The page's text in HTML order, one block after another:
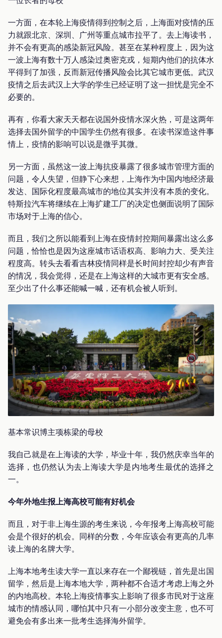
一方面，在本轮上海疫情得到控制之后，上海面对疫情的压
力就跟北京、深圳、广州等重点城市拉平了。去上海读书，
并不会有更高的感染新冠风险。甚至在某种程度上，因为这
一波上海有数十万人感染过奥密克戎，短期内他们的抗体水
平得到了加强，反而新冠传播风险会比其它城市更低。武汉
疫情之后去武汉上大学的学生已经证明了这一担忧是完全不
必要的。
再有，你看大家天天都在说国外疫情水深火热，可是这两年
选择去国外留学的中国学生仍然有很多。在读书深造这件事
情上，疫情的影响可以说是微乎其微。
另一方面，虽然这一波上海抗疫暴露了很多城市管理方面的
问题，令人失望，但静下心来想，上海作为中国内地经济最
发达、国际化程度最高城市的地位其实并没有本质的变化。
特斯拉汽车将继续在上海扩建工厂的决定也侧面说明了国际
市场对于上海的信心。
而且，我们之所以能看到上海在疫情封控期间暴露出这么多
问题，恰恰也是因为这座城市话语权高、影响力大、受关注
程度高。转头去看看吉林疫情同样是长时间封控却少有声音
的情况，我会觉得，还是在上海这样的大城市更有安全感。
至少出了什么事还能喊一喊，还有机会被人听到。
基本常识博主项栋梁的母校
我自己就是在上海读的大学，毕业十年，我仍然庆幸当年的
选择，也仍然认为去上海读大学是内地考生最优的选择之
一。
今年外地生报上海高校可能有好机会
而且，对于非上海生源的考生来说，今年报考上海高校可能
会是个很好的机会。同样的分数，今年应该会有更高的几率
读上海的名牌大学。
上海本地考生读大学一直以来存在一个鄙视链，首先是出国
留学，然后是上海本地大学，两种都不合适才考虑上海之外
的内地高校。本轮上海疫情事实上影响了很多市民对于这座
城市的情感认同，哪怕其中只有一小部分改变主意，也不可
避免会有多出来一批考生选择海外留学。